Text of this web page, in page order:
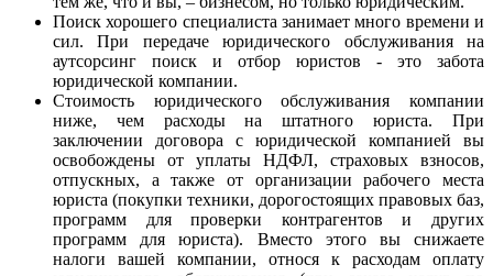
Поиск хорошего специалиста занимает много времени и
сил. При передаче юридического обслуживания на
аутсорсинг поиск и отбор юристов - это забота
юридической компании.
Стоимость юридического обслуживания компании
ниже, чем расходы на штатного юриста. При
заключении договора с юридической компанией вы
освобождены от уплаты НДФЛ, страховых взносов,
отпускных, а также от организации рабочего места
юриста (покупки техники, дорогостоящих правовых баз,
программ для проверки контрагентов и других
программ для юриста). Вместо этого вы снижаете
налоги вашей компании, относя к расходам оплату